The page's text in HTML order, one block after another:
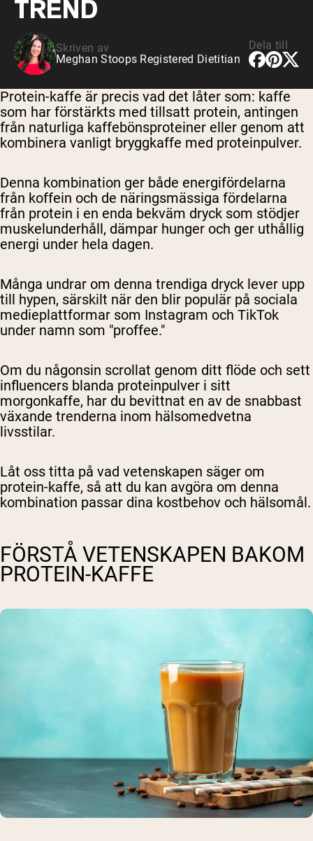
TREND
Skriven av
Meghan Stoops Registered Dietitian
Dela till
Protein-kaffe är precis vad det låter som: kaffe
som har förstärkts med tillsatt protein, antingen
från naturliga kaffebönsproteiner eller genom att
kombinera vanligt bryggkaffe med proteinpulver.
Denna kombination ger både energifördelarna
från koffein och de näringsmässiga fördelarna
från protein i en enda bekväm dryck som stödjer
muskelunderhåll, dämpar hunger och ger uthållig
energi under hela dagen.
Många undrar om denna trendiga dryck lever upp
till hypen, särskilt när den blir populär på sociala
medieplattformar som Instagram och TikTok
under namn som "proffee."
Om du någonsin scrollat genom ditt flöde och sett
influencers blanda proteinpulver i sitt
morgonkaffe, har du bevittnat en av de snabbast
växande trenderna inom hälsomedvetna
livsstilar.
Låt oss titta på vad vetenskapen säger om
protein-kaffe, så att du kan avgöra om denna
kombination passar dina kostbehov och hälsomål.
FÖRSTÅ VETENSKAPEN BAKOM
PROTEIN-KAFFE